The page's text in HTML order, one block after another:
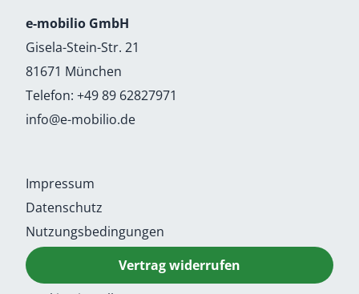
e-mobilio GmbH
Gisela-Stein-Str. 21
81671 München
Telefon: +49 89 62827971
info@e-mobilio.de
Impressum
Datenschutz
Nutzungsbedingungen
Vertrag widerrufen